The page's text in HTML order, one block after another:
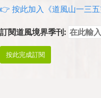
👉 按此加入《道風山一三
訂閱道風境界季刊: